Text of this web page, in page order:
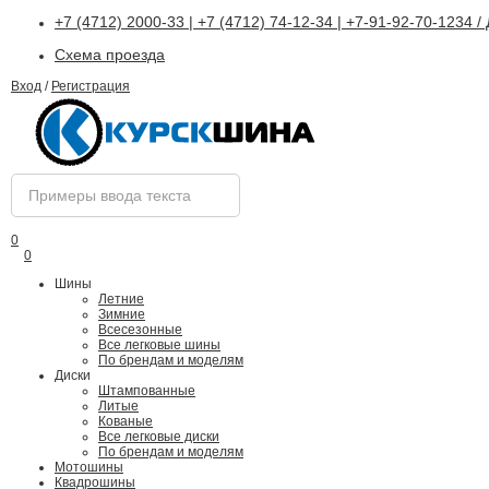
+7 (4712) 2000-33 | +7 (4712) 74-12-34 | +7-91-92-70-1234
Схема проезда
Вход / Регистрация
0
0
Шины
Летние
Зимние
Всесезонные
Все легковые шины
По брендам и моделям
Диски
Штампованные
Литые
Кованые
Все легковые диски
По брендам и моделям
Мотошины
Квадрошины